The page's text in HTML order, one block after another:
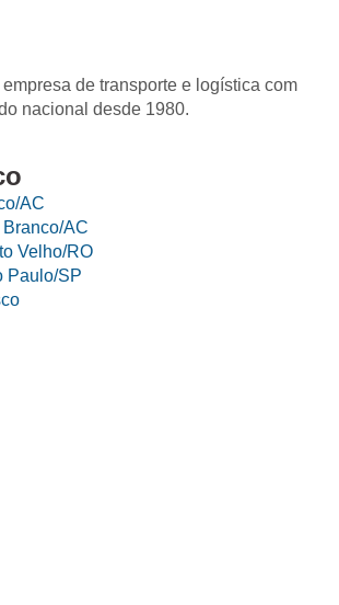
de transporte e logística com
nacional desde 1980.
AC
AC
Velho/RO
Paulo/SP